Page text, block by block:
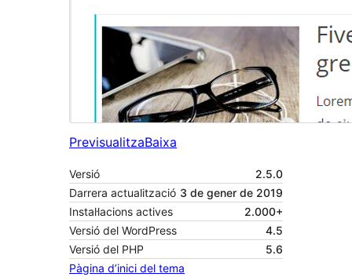
PrevisualitzaBaixa
Versió
2.5.0
Darrera actualització 3 de gener de 2019
Instal·lacions actives
2.000+
Versió del WordPress
4.5
Versió del PHP
5.6
Pàgina d’inici del tema